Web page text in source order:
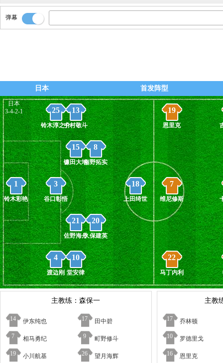
日本后场大脚解围！！！
怪兽 罗德里戈分给禁区线上！！！
这边比赛继续！！巴西边线球发出来！
怪兽
场上！！铃木淳之介倒在地上！！抽筋
了！！
怪兽 被日本继续封堵解围啊！！！
怪兽 理查利森兜射一打！！！
怪兽 把球择给理查利森！！！
弹幕
日本 首发阵型
日本
3-4-2-1
1
铃木彩艳
4
渡边刚
3
谷口彰悟
25
铃木淳之介
10
堂安律
21
佐野海舟
15
镰田大地
13
中村敬斗
20
久保建英
8
南野拓实
18
上田绮世
19
恩里克
7
维尼修斯
22
马丁内利
主教练：森保一
14 伊东纯也 17 田中碧
7 相马勇纪 9 町野修斗
19 小川航基 26 望月海辉
主教
17 乔林顿
10 罗德里戈
16 恩里克